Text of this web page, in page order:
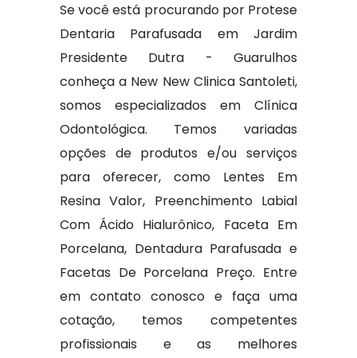
Se você está procurando por Protese
Dentaria Parafusada em Jardim
Presidente Dutra - Guarulhos
conheça a New New Clinica Santoleti,
somos especializados em Clínica
Odontológica. Temos variadas
opções de produtos e/ou serviços
para oferecer, como Lentes Em
Resina Valor, Preenchimento Labial
Com Ácido Hialurônico, Faceta Em
Porcelana, Dentadura Parafusada e
Facetas De Porcelana Preço. Entre
em contato conosco e faça uma
cotação, temos competentes
profissionais e as melhores